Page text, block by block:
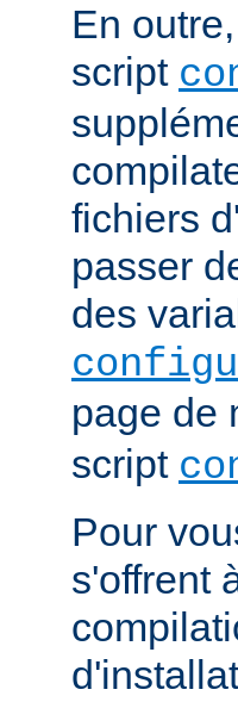
En
script
fichiers
passer
des
page de
script
Pour
s'offrent